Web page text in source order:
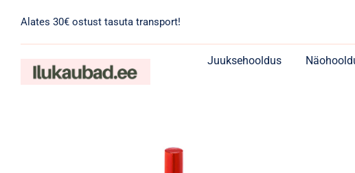
content
Alates 30€ ostust tasuta transport!
Juuksehooldus